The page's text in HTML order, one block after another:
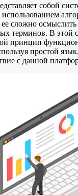
собой
сложно осмыслить
терминов. В этой
принцип
простой
с данной